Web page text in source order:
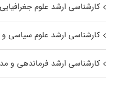
کارشناسی ارشد علوم جغرافیایی
کارشناسی ارشد علوم سیاسی و
کارشناسی ارشد فرماندهی و